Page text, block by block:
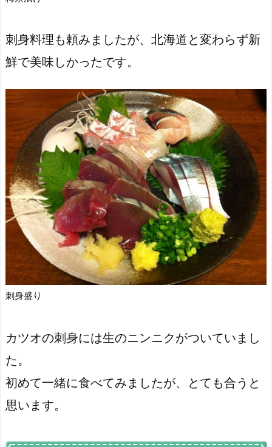
刺身料理も頼みましたが、北海道と変わらず新
鮮で美味しかったです。
刺身盛り
カツオの刺身には生のニンニクがついていまし
た。
初めて一緒に食べてみましたが、とても合うと
思います。